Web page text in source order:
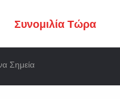
Συνομιλία Τώρα
Σημεία